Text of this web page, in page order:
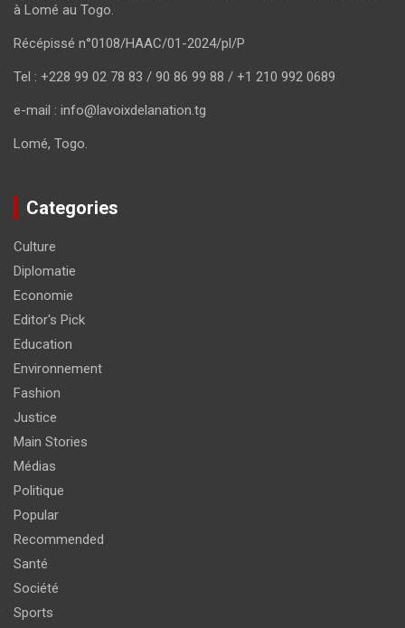
à Lomé au Togo.
Récépissé n°0108/HAAC/01-2024/pl/P
Tel : +228 99 02 78 83 / 90 86 99 88 / +1 210 992 0689
e-mail : info@lavoixdelanation.tg
Lomé, Togo.
Categories
Culture
Diplomatie
Economie
Editor's Pick
Education
Environnement
Fashion
Justice
Main Stories
Médias
Politique
Popular
Recommended
Santé
Société
Sports